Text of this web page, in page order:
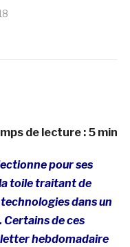
de lecture : 5 min
pour ses
toile traitant de
dans un
de ces
hebdomadaire